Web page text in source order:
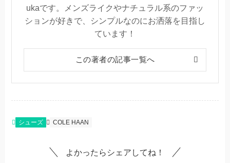
ukaです。メンズライクやナチュラル系のファッ
ションが好きで、シンプルなのにお洒落を目指し
ています！
この著者の記事一覧へ
シューズ COLE HAAN
よかったらシェアしてね！